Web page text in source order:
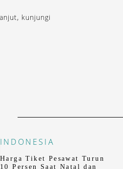
kunjungi
INDONESIA
Harga Tiket Pesawat Turun
10 Persen Saat Natal dan